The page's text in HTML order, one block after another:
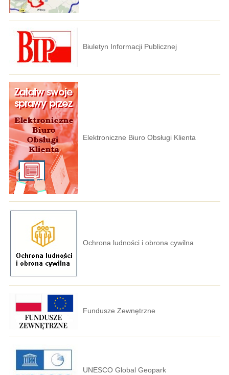
Biuletyn Informacji Publicznej
Elektroniczne Biuro Obsługi Klienta
Ochrona ludności i obrona cywilna
Fundusze Zewnętrzne
UNESCO Global Geopark